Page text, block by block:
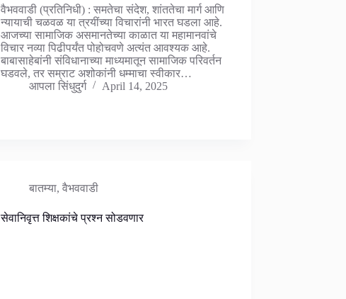
वैभववाडी (प्रतिनिधी) : समतेचा संदेश, शांततेचा मार्ग आणि
न्यायाची चळवळ या त्रयींच्या विचारांनी भारत घडला आहे.
आजच्या सामाजिक असमानतेच्या काळात या महामानवांचे
विचार नव्या पिढीपर्यंत पोहोचवणे अत्यंत आवश्यक आहे.
बाबासाहेबांनी संविधानाच्या माध्यमातून सामाजिक परिवर्तन
घडवले, तर सम्राट अशोकांनी धम्माचा स्वीकार…
आपला सिंधुदुर्ग
April 14, 2025
बातम्या,वैभववाडी
सेवानिवृत्त शिक्षकांचे प्रश्न सोडवणार